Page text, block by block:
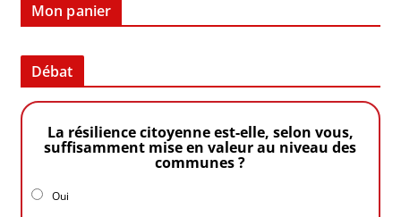
Mon panier
Débat
La résilience citoyenne est-elle, selon vous,
suffisamment mise en valeur au niveau des
communes ?
Oui